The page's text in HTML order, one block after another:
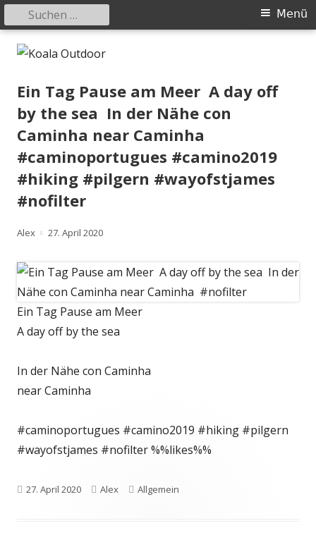
Springe
Inhalt
Koala Outdoor
Hier ist eine Übersicht meiner Wander- und Trekkingtouren
Primäres
Menü
Menü
Suchen
nach:
Ein Tag Pause am Meer ⁠ A day off
by the sea⁠ ⁠ In der Nähe con
Caminha⁠ near Caminha⁠ ⁠
#caminoportugues #camino2019
#hiking #pilgern #wayofstjames
#nofilter⁠
Autor
Alex
Veröffentlicht
27. April 2020
Ein Tag Pause am Meer ⁠
A day off by the sea⁠
In der Nähe con Caminha⁠
near Caminha⁠
#caminoportugues #camino2019 #hiking #pilgern
#wayofstjames #nofilter⁠ %%likes%%
Veröffentlicht
27. April 2020 Autor
Alex Kategorien
Allgemein